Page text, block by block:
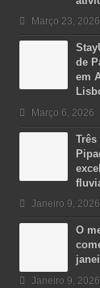
Março 23, 2026
de
em
Março 6, 2026
Janeiro 9, 2026
O
Janeiro 9, 2026